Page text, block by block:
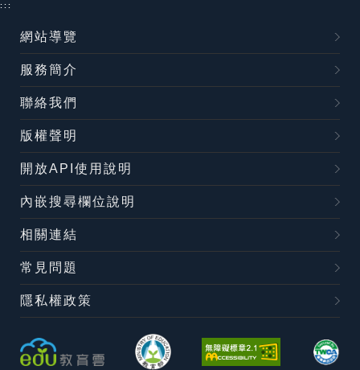
:::
網站導覽
服務簡介
聯絡我們
版權聲明
開放API使用說明
內嵌搜尋欄位說明
相關連結
常見問題
隱私權政策